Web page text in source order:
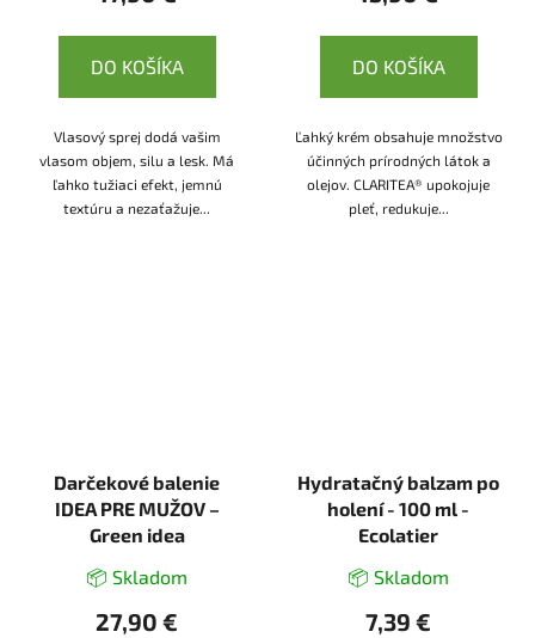
DO KOŠÍKA
Vlasový sprej dodá vašim
vlasom objem, silu a lesk. Má
ľahko tužiaci efekt, jemnú
textúru a nezaťažuje...
DO KOŠÍKA
Ľahký krém obsahuje množstvo
účinných prírodných látok a
olejov. CLARITEA® upokojuje
pleť, redukuje...
Darčekové balenie
IDEA PRE MUŽOV –
Green idea
📦 Skladom
27,90 €
Hydratačný balzam po
holení - 100 ml -
Ecolatier
📦 Skladom
7,39 €